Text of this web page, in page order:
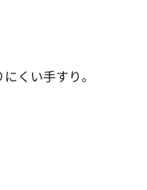
くい手すり。